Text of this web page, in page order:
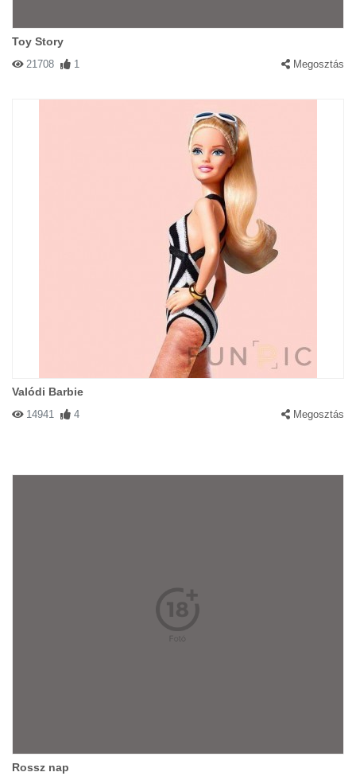
Toy Story
21708 1 Megosztás
Valódi Barbie
14941 4 Megosztás
Rossz nap